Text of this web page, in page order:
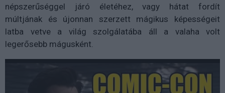
népszerűséggel járó életéhez, vagy hátat fordít
múltjának és újonnan szerzett mágikus képességeit
latba vetve a világ szolgálatába áll a valaha volt
legerősebb mágusként.